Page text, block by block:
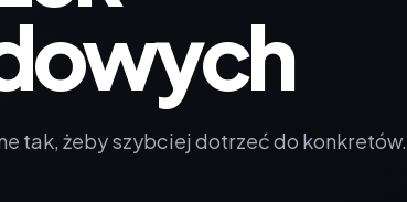
tak, żeby szybciej dotrzeć do konkretów.